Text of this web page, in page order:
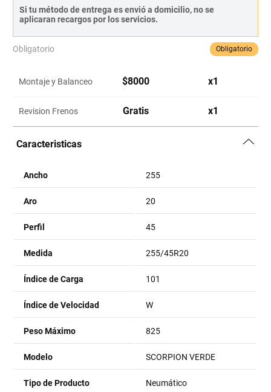
Si tu método de entrega es envió a domicilio, no se
aplicaran recargos por los servicios.
Obligatorio Obligatorio
Montaje y Balanceo $8000 x1
Revision Frenos Gratis x1
Caracteristicas
Ancho 255
Aro 20
Perfil 45
Medida 255/45R20
Índice de Carga 101
Índice de Velocidad W
Peso Máximo 825
Modelo SCORPION VERDE
Tipo de Producto Neumático